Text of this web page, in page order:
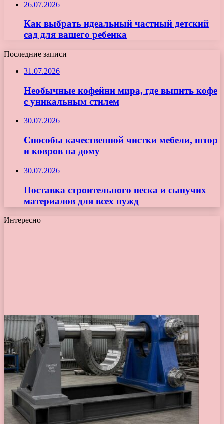
26.07.2026
Как выбрать идеальный частный детский
сад для вашего ребенка
Последние записи
31.07.2026
Необычные кофейни мира, где выпить кофе
с уникальным стилем
30.07.2026
Способы качественной чистки мебели, штор
и ковров на дому
30.07.2026
Поставка строительного песка и сыпучих
материалов для всех нужд
Интересно